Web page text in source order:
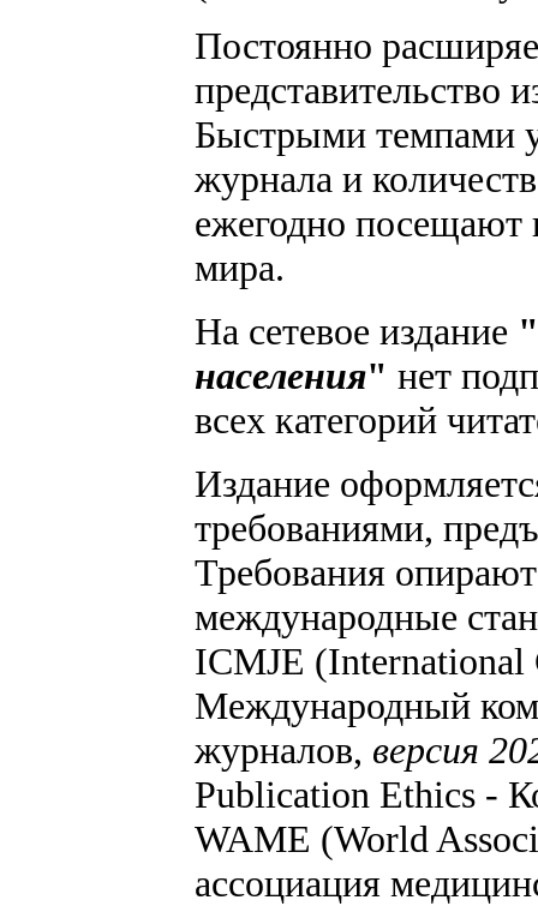
Постоянно
представительство
Быстрыми темпами
журнала и
ежегодно посещают
мира.
На сетевое издание "
населения" нет
всех категорий
Издание
требованиями,
Требования
международные
ICMJE (International
Международный
журналов, версия
Publication Ethics -
WAME (World
ассоциация